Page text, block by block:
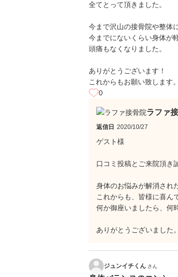
全てとって頂きました。
今まで沢山の接骨院や整体
今までにないくらい身体が
頭痛もなくなりました。
ありがとうございます！
これからもお願い致します。
0
ラファ
返信日 2020/10/27
ゲスト様
口コミ投稿とご来院頂き
身体のお悩みが解消され
これからも、皆様に喜ん
何か御座いましたら、何
ありがとうございました。
ジュンイチくん さん